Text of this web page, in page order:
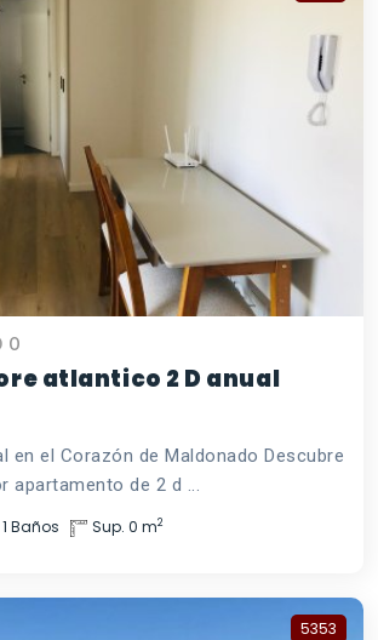
atlantico 2 D anual
en el Corazón de Maldonado Descubre
apartamento de 2 d ...
1 Baños Sup. 0 m2
5353